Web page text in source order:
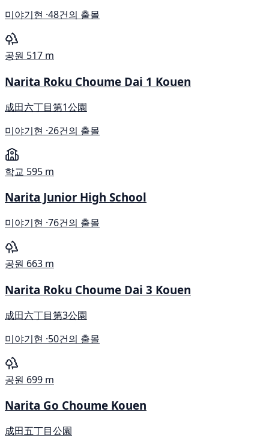
미야기현 ·48건의 출몰
공원 517 m
Narita Roku Choume Dai 1 Kouen
成田六丁目第1公園
미야기현 ·26건의 출몰
학교 595 m
Narita Junior High School
미야기현 ·76건의 출몰
공원 663 m
Narita Roku Choume Dai 3 Kouen
成田六丁目第3公園
미야기현 ·50건의 출몰
공원 699 m
Narita Go Choume Kouen
成田五丁目公園